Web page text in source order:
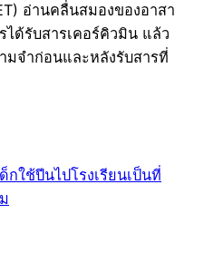
อ่านคลื่นสมองของอาสา
ด้รับสารเคอร์คิวมิน แล้ว
มจำก่อนและหลังรับสารที่